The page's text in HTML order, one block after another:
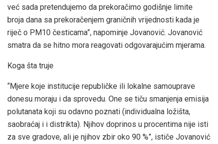
već sada pretendujemo da prekoračimo godišnje limite
broja dana sa prekoračenjem graničnih vrijednosti kada je
riječ o PM10 česticama”, napominje Jovanović. Jovanović
smatra da se hitno mora reagovati odgovarajućim mjerama.
Koga šta truje
“Mjere koje institucije republičke ili lokalne samouprave
donesu moraju i da sprovedu. One se tiču smanjenja emisija
polutanata koji su odavno poznati (individualna ložišta,
saobraćaj i i distrikta). Njihov doprinos u procentima nije isti
za sve gradove, ali je njihov zbir oko 90 %”, ističe Jovanović